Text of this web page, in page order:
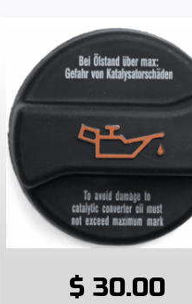
$ 30.00